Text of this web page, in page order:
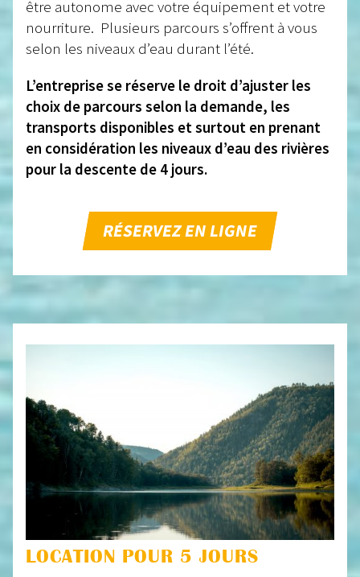
être autonome avec votre équipement et votre
nourriture. Plusieurs parcours s’offrent à vous
selon les niveaux d’eau durant l’été.
L’entreprise se réserve le droit d’ajuster les
choix de parcours selon la demande, les
transports disponibles et surtout en prenant
en considération les niveaux d’eau des rivières
pour la descente de 4 jours.
RÉSERVEZ EN LIGNE
LOCATION POUR 5 JOURS